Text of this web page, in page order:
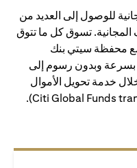
إلى العديد من
تسوق كل ما تتوق
سيتي بنك
وبدون رسوم إلى
تحويل الأموال